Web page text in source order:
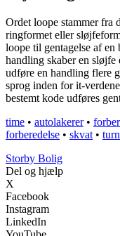
Ordet loope stammer fra
ringformet eller
loope til gentagelse af en
handling skaber en
udføre en handling flere
sprog inden for it-
bestemt kode udføres
time • autolakerer•
forberedelse • skvat •
Storby Bolig
Del og hjælp
X
Facebook
Instagram
LinkedIn